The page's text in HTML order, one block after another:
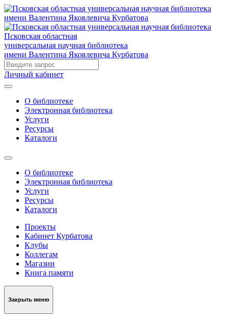
Псковская областная
универсальная научная библиотека
имени Валентина Яковлевича Курбатова
Личный кабинет
О библиотеке
Электронная библиотека
Услуги
Ресурсы
Каталоги
О библиотеке
Электронная библиотека
Услуги
Ресурсы
Каталоги
Проекты
Кабинет Курбатова
Клубы
Коллегам
Магазин
Книга памяти
Закрыть меню